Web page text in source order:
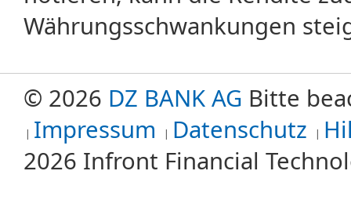
Währungsschwankungen
© 2026 DZ BANK AG Bitte
Impressum
Datenschutz
2026 Infront Financial